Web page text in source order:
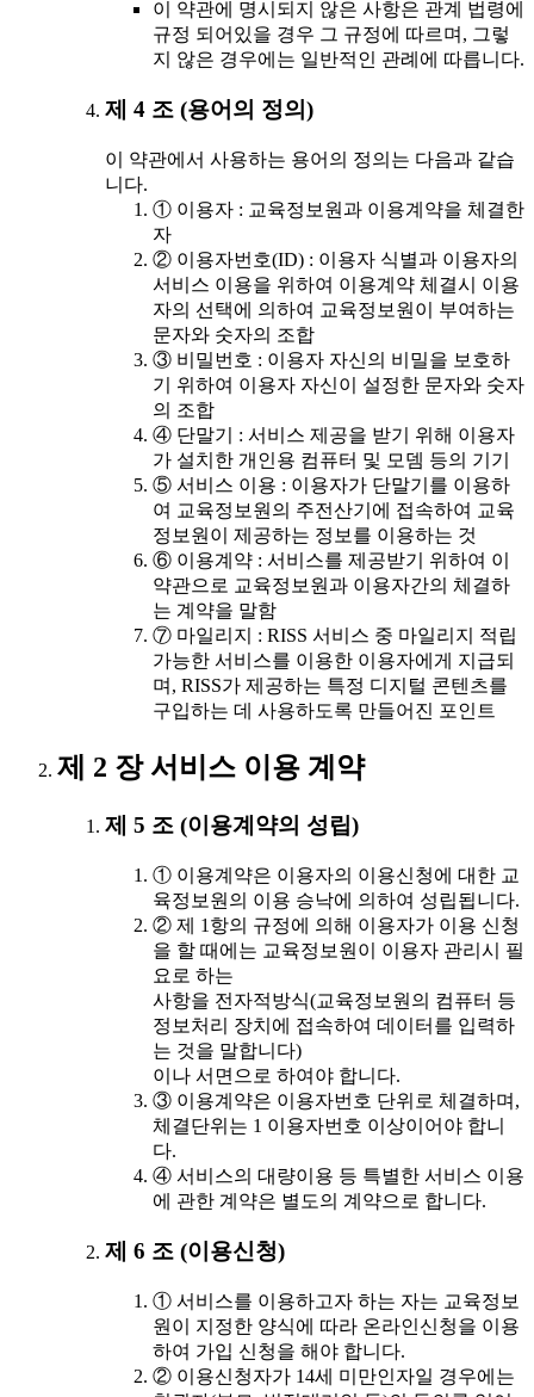
이 약관에 명시되지 않은 사항은 관계 법령에
규정 되어있을 경우 그 규정에 따르며, 그렇
지 않은 경우에는 일반적인 관례에 따릅니다.
제 4 조 (용어의 정의)
이 약관에서 사용하는 용어의 정의는 다음과 같습
니다.
① 이용자 : 교육정보원과 이용계약을 체결한
자
② 이용자번호(ID) : 이용자 식별과 이용자의
서비스 이용을 위하여 이용계약 체결시 이용
자의 선택에 의하여 교육정보원이 부여하는
문자와 숫자의 조합
③ 비밀번호 : 이용자 자신의 비밀을 보호하
기 위하여 이용자 자신이 설정한 문자와 숫자
의 조합
④ 단말기 : 서비스 제공을 받기 위해 이용자
가 설치한 개인용 컴퓨터 및 모뎀 등의 기기
⑤ 서비스 이용 : 이용자가 단말기를 이용하
여 교육정보원의 주전산기에 접속하여 교육
정보원이 제공하는 정보를 이용하는 것
⑥ 이용계약 : 서비스를 제공받기 위하여 이
약관으로 교육정보원과 이용자간의 체결하
는 계약을 말함
⑦ 마일리지 : RISS 서비스 중 마일리지 적립
가능한 서비스를 이용한 이용자에게 지급되
며, RISS가 제공하는 특정 디지털 콘텐츠를
구입하는 데 사용하도록 만들어진 포인트
제 2 장 서비스 이용 계약
제 5 조 (이용계약의 성립)
① 이용계약은 이용자의 이용신청에 대한 교
육정보원의 이용 승낙에 의하여 성립됩니다.
② 제 1항의 규정에 의해 이용자가 이용 신청
을 할 때에는 교육정보원이 이용자 관리시 필
요로 하는
사항을 전자적방식(교육정보원의 컴퓨터 등
정보처리 장치에 접속하여 데이터를 입력하
는 것을 말합니다)
이나 서면으로 하여야 합니다.
③ 이용계약은 이용자번호 단위로 체결하며,
체결단위는 1 이용자번호 이상이어야 합니
다.
④ 서비스의 대량이용 등 특별한 서비스 이용
에 관한 계약은 별도의 계약으로 합니다.
제 6 조 (이용신청)
① 서비스를 이용하고자 하는 자는 교육정보
원이 지정한 양식에 따라 온라인신청을 이용
하여 가입 신청을 해야 합니다.
② 이용신청자가 14세 미만인자일 경우에는